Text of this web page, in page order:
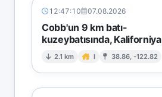
12:47:10 07.08.2026
Cobb'un 9 km batı-
kuzeybatısında, Kaliforniya
2.1 km I 38.86, -122.82